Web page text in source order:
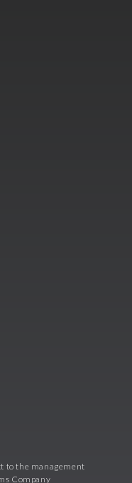
to the management
Company